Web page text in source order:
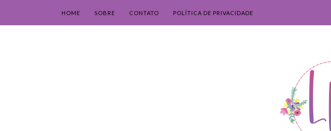
HOME SOBRE CONTATO POLÍTICA DE PRIVACIDADE